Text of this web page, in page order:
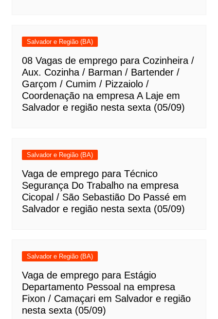
Salvador e Região (BA)
08 Vagas de emprego para Cozinheira /
Aux. Cozinha / Barman / Bartender /
Garçom / Cumim / Pizzaiolo /
Coordenação na empresa A Laje em
Salvador e região nesta sexta (05/09)
Salvador e Região (BA)
Vaga de emprego para Técnico
Segurança Do Trabalho na empresa
Cicopal / São Sebastião Do Passé em
Salvador e região nesta sexta (05/09)
Salvador e Região (BA)
Vaga de emprego para Estágio
Departamento Pessoal na empresa
Fixon / Camaçari em Salvador e região
nesta sexta (05/09)